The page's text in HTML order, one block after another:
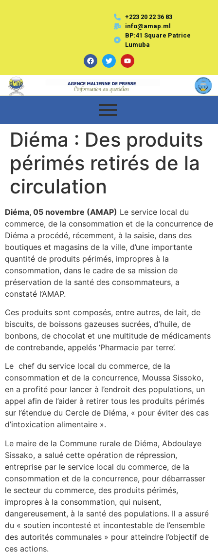
+223 20 22 36 83
info@amap.ml
BP:41 Square Patrice
Lumuba
Diéma : Des produits
périmés retirés de la
circulation
Diéma, 05 novembre (AMAP) Le service local du
commerce, de la consommation et de la concurrence de
Diéma a procédé, récemment, à la saisie, dans des
boutiques et magasins de la ville, d’une importante
quantité de produits périmés, impropres à la
consommation, dans le cadre de sa mission de
préservation de la santé des consommateurs, a
constaté l’AMAP.
Ces produits sont composés, entre autres, de lait, de
biscuits, de boissons gazeuses sucrées, d’huile, de
bonbons, de chocolat et une multitude de médicaments
de contrebande, appelés ‘Pharmacie par terre’.
Le chef du service local du commerce, de la
consommation et de la concurrence, Moussa Sissoko,
en a profité pour lancer à l’endroit des populations, un
appel afin de l’aider à retirer tous les produits périmés
sur l’étendue du Cercle de Diéma, « pour éviter des cas
d’intoxication alimentaire ».
Le maire de la Commune rurale de Diéma, Abdoulaye
Sissako, a salué cette opération de répression,
entreprise par le service local du commerce, de la
consommation et de la concurrence, pour débarrasser
le secteur du commerce, des produits périmés,
impropres à la consommation, qui nuisent,
dangereusement, à la santé des populations. Il a assuré
du « soutien incontesté et incontestable de l’ensemble
des autorités communales » pour atteindre l’objectif de
ces actions.